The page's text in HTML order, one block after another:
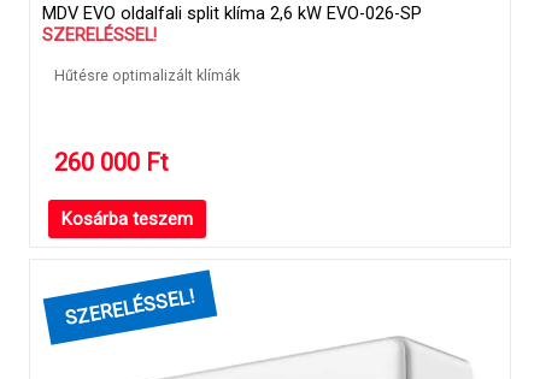
MDV EVO oldalfali split klíma 2,6 kW EVO-026-SP
SZERELÉSSEL!
Hűtésre optimalizált klímák
260 000 Ft
Kosárba teszem